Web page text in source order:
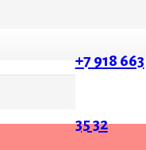
+7 918 663
35 32